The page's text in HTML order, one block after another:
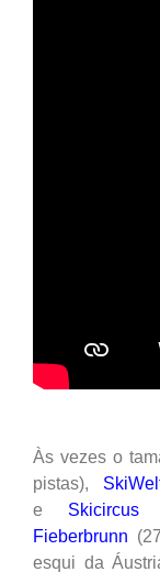
Às vezes o
pistas),
e Skicircus
Fieberbrunn
esqui da